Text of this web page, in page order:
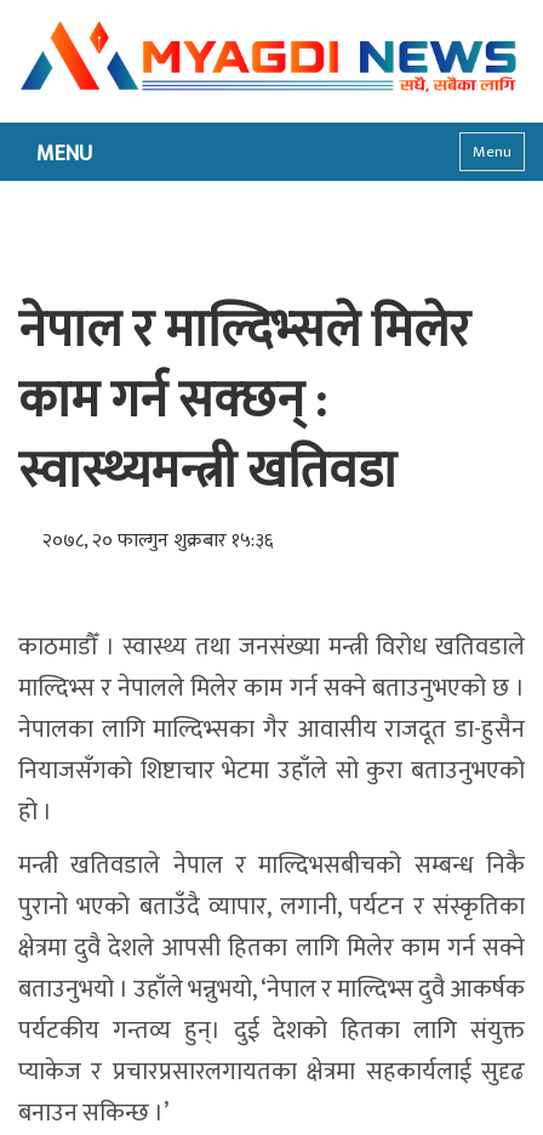
MENU Menu
नेपाल र माल्दिभ्सले मिलेर
काम गर्न सक्छन् :
स्वास्थ्यमन्त्री खतिवडा
२०७८, २० फाल्गुन शुक्रबार १५:३६
काठमाडौँ । स्वास्थ्य तथा जनसंख्या मन्त्री विरोध खतिवडाले
माल्दिभ्स र नेपालले मिलेर काम गर्न सक्ने बताउनुभएको छ ।
नेपालका लागि माल्दिभ्सका गैर आवासीय राजदूत डा-हुसैन
नियाजसँगको शिष्टाचार भेटमा उहाँले सो कुरा बताउनुभएको
हो ।
मन्त्री खतिवडाले नेपाल र माल्दिभसबीचको सम्बन्ध निकै
पुरानो भएको बताउँदै व्यापार, लगानी, पर्यटन र संस्कृतिका
क्षेत्रमा दुवै देशले आपसी हितका लागि मिलेर काम गर्न सक्ने
बताउनुभयो । उहाँले भन्नुभयो, ‘नेपाल र माल्दिभ्स दुवै आकर्षक
पर्यटकीय गन्तव्य हुन्। दुई देशको हितका लागि संयुक्त
प्याकेज र प्रचारप्रसारलगायतका क्षेत्रमा सहकार्यलाई सुदृढ
बनाउन सकिन्छ ।’